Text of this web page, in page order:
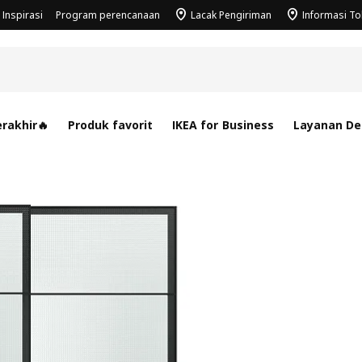
Inspirasi Program perencanaan Lacak Pengiriman Informasi
Produk favorit IKEA for Business Layanan